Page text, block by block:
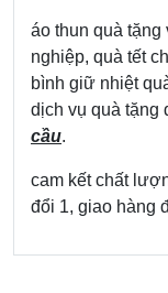
áo thun quà tặng
nghiệp, quà tết
bình giữ nhiệt
dịch vụ quà tặng
cầu.
cam kết chất
đổi 1, giao hàng